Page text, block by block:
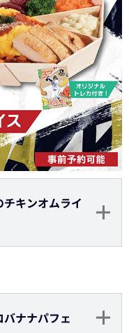
チキンオムライ